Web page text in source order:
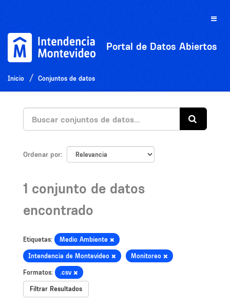
Toggle
Portal de Datos Abiertos
Inicio Conjuntos de datos
Ordenar por
1 conjunto de datos
encontrado
Etiquetas: Medio Ambiente
Intendencia de Montevideo Monitoreo
Formatos: .csv
Filtrar Resultados